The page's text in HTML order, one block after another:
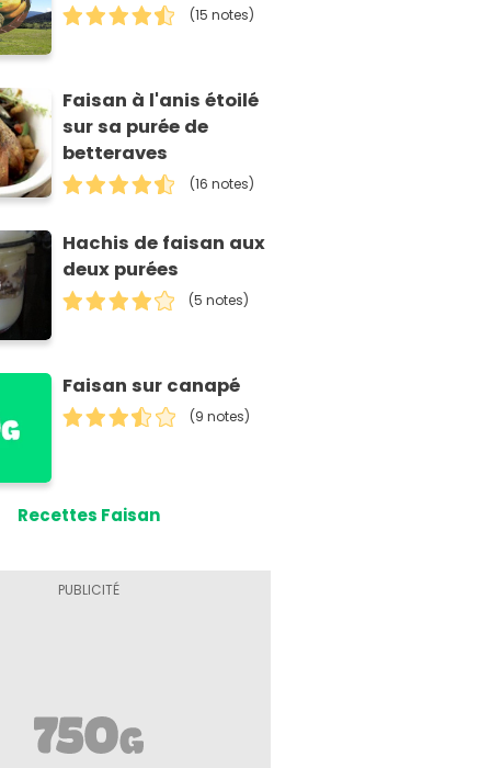
(15 notes)
Faisan à l'anis étoilé
sur sa purée de
betteraves
(16 notes)
Hachis de faisan aux
deux purées
(5 notes)
Faisan sur canapé
(9 notes)
Recettes Faisan